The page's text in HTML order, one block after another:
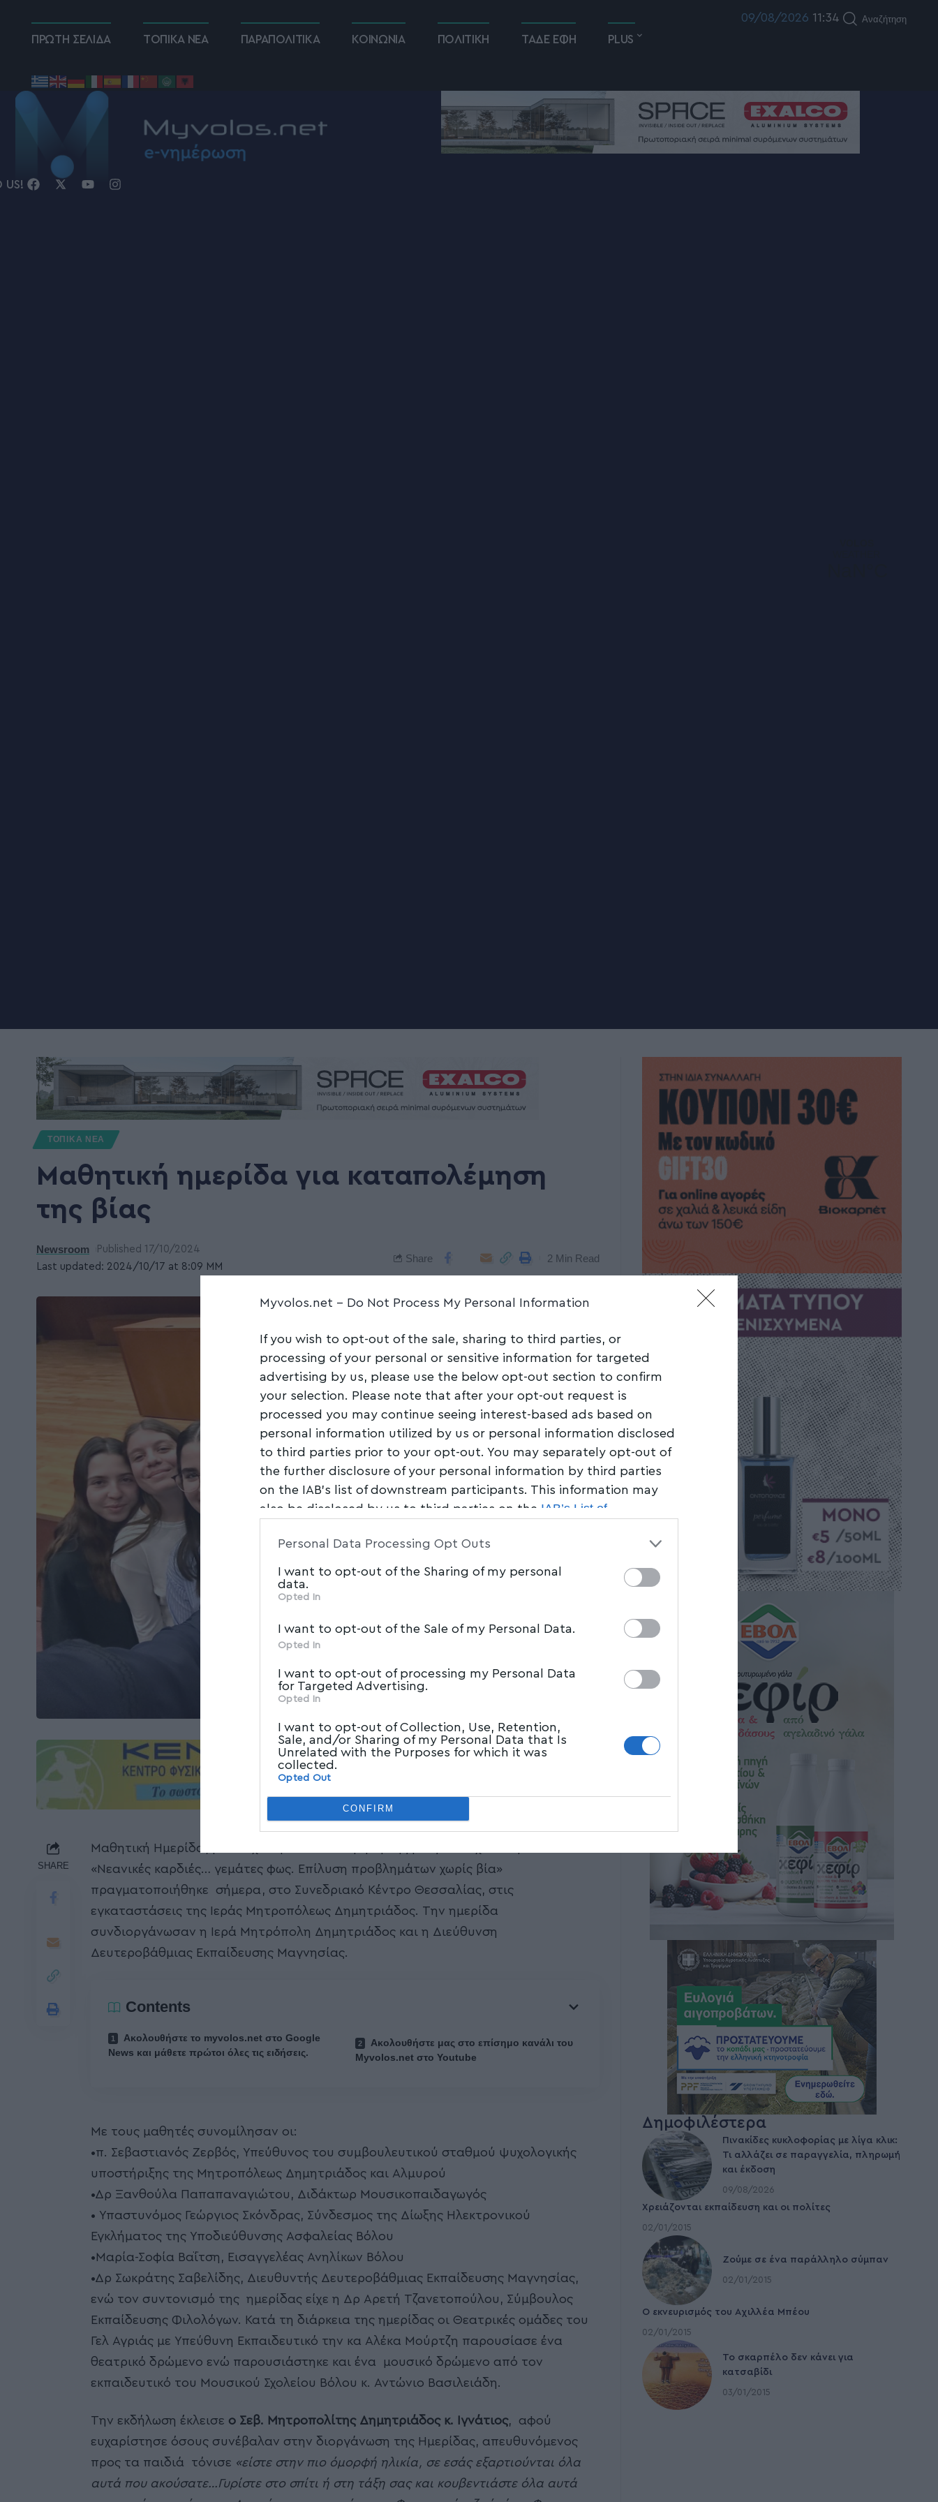
Myvolos.net - Do Not Process My Personal Information
If you wish to opt-out of the sale, sharing to third parties, or
processing of your personal or sensitive information for targeted
advertising by us, please use the below opt-out section to confirm
your selection. Please note that after your opt-out request is
processed you may continue seeing interest-based ads based on
personal information utilized by us or personal information disclosed
to third parties prior to your opt-out. You may separately opt-out of
the further disclosure of your personal information by third parties
on the IAB’s list of downstream participants. This information may
also be disclosed by us to third parties on the IAB’s List of
parties.
Personal Data Processing Opt Outs
I want to opt-out of the Sharing of my personal
data.
Opted In
I want to opt-out of the Sale of my Personal Data.
Opted In
I want to opt-out of processing my Personal Data
for Targeted Advertising.
Opted In
I want to opt-out of Collection, Use, Retention,
Sale, and/or Sharing of my Personal Data that Is
Unrelated with the Purposes for which it was
collected.
Opted Out
CONFIRM
ΠΡΩΤΗ ΣΕΛΙΔΑ ΤΟΠΙΚΑ ΝΕΑ ΠΑΡΑΠΟΛΙΤΙΚΑ ΚΟΙΝΩΝΙΑ ΠΟΛΙΤΙΚΗ ΤΑΔΕ ΕΦΗ PLUS
09/08/2026 11:34 Αναζήτηση
US!
ΤΟΠΙΚΑ ΝΕΑ
Μαθητική ημερίδα για καταπολέμηση
της βίας
Last updated: 2024/10/17 at 8:09 ΜΜ
Newsroom Published 17/10/2024
Share 2 Min Read
SHARE
Μαθητική Ημερίδα, με στόχο την καταπολέμηση της βίας στο σχολείο με τίτλο:
«Νεανικές καρδιές… γεμάτες φως. Επίλυση προβλημάτων χωρίς βία»
πραγματοποιήθηκε σήμερα, στο Συνεδριακό Κέντρο Θεσσαλίας, στις
εγκαταστάσεις της Ιεράς Μητροπόλεως Δημητριάδος. Την ημερίδα
συνδιοργάνωσαν η Ιερά Μητρόπολη Δημητριάδος και η Διεύθυνση
Δευτεροβάθμιας Εκπαίδευσης Μαγνησίας.
Contents
Ακολουθήστε το myvolos.net στο Google
News και μάθετε πρώτοι όλες τις ειδήσεις.
Ακολουθήστε μας στο επίσημο κανάλι του
Myvolos.net στο Youtube
Με τους μαθητές συνομίλησαν οι:
•π. Σεβαστιανός Ζερβός, Υπεύθυνος του συμβουλευτικού σταθμού ψυχολογικής
υποστήριξης της Μητροπόλεως Δημητριάδος και Αλμυρού
•Δρ Ξανθούλα Παπαπαναγιώτου, Διδάκτωρ Μουσικοπαιδαγωγός
• Υπαστυνόμος Γεώργιος Σκόνδρας, Σύνδεσμος της Δίωξης Ηλεκτρονικού
Εγκλήματος της Υποδιεύθυνσης Ασφαλείας Βόλου
•Μαρία-Σοφία Βαΐτση, Εισαγγελέας Ανηλίκων Βόλου
•Δρ Σωκράτης Σαβελίδης, Διευθυντής Δευτεροβάθμιας Εκπαίδευσης Μαγνησίας,
ενώ τον συντονισμό της ημερίδας είχε η Δρ Αρετή Τζανετοπούλου, Σύμβουλος
Εκπαίδευσης Φιλολόγων. Κατά τη διάρκεια της ημερίδας οι Θεατρικές ομάδες του
Γελ Αγριάς με Υπεύθυνη Εκπαιδευτικό την κα Αλέκα Μούρτζη παρουσίασε ένα
θεατρικό δρώμενο ενώ παρουσιάστηκε και ένα μουσικό δρώμενο από τον
εκπαιδευτικό του Μουσικού Σχολείου Βόλου κ. Αντώνιο Βασιλειάδη.
Την εκδήλωση έκλεισε ο Σεβ. Μητροπολίτης Δημητριάδος κ. Ιγνάτιος, αφού
ευχαρίστησε όσους συνέβαλαν στην διοργάνωση της Ημερίδας, απευθυνόμενος
προς τα παιδιά τόνισε «είστε στην πιο όμορφή ηλικία, σε εσάς εξαρτιούνται όλα
αυτά που ακούσατε…Γυρίστε στο σπίτι ή στη τάξη σας και κουβεντιάστε όλα αυτά
Δημοφιλέστερα
Πινακίδες κυκλοφορίας με λίγα κλικ:
Τι αλλάζει σε παραγγελία, πληρωμή
και έκδοση
09/08/2026
Χρειάζονται εκπαίδευση και οι πολίτες
02/01/2015
Ζούμε σε ένα παράλληλο σύμπαν
02/01/2015
Ο εκνευρισμός του Αχιλλέα Μπέου
02/01/2015
To σκαρπέλο δεν κάνει για
κατσαβίδι
03/01/2015